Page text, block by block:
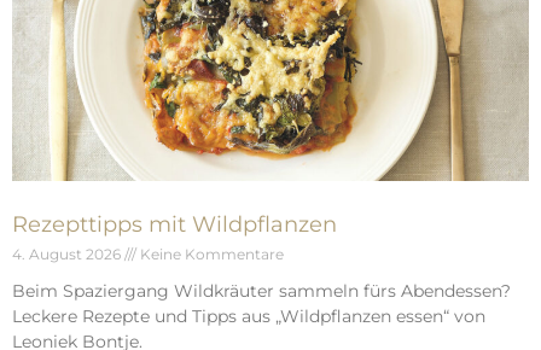
Rezepttipps mit Wildpflanzen
4. August 2026 Keine Kommentare
Beim Spaziergang Wildkräuter sammeln fürs Abendessen?
Leckere Rezepte und Tipps aus „Wildpflanzen essen“ von
Leoniek Bontje.